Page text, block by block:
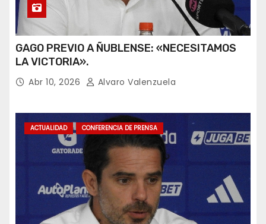
GAGO PREVIO A ÑUBLENSE: «NECESITAMOS
LA VICTORIA».
Abr 10, 2026 Alvaro Valenzuela
ACTUALIDAD CONFERENCIA DE PRENSA